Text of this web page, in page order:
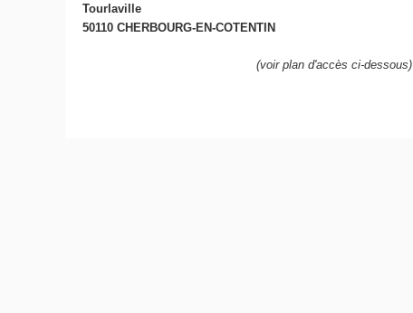
Tourlaville
50110 CHERBOURG-EN-COTENTIN
(voir plan d'accès ci-dessous)